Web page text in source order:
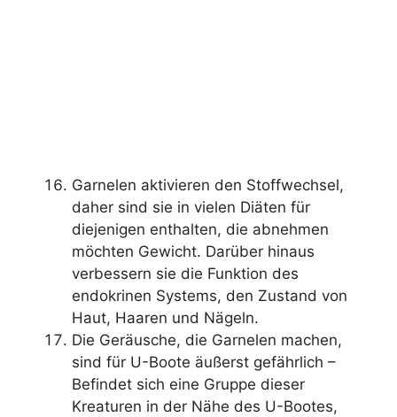
Garnelen aktivieren den Stoffwechsel,
daher sind sie in vielen Diäten für
diejenigen enthalten, die abnehmen
möchten Gewicht. Darüber hinaus
verbessern sie die Funktion des
endokrinen Systems, den Zustand von
Haut, Haaren und Nägeln.
Die Geräusche, die Garnelen machen,
sind für U-Boote äußerst gefährlich –
Befindet sich eine Gruppe dieser
Kreaturen in der Nähe des U-Bootes,